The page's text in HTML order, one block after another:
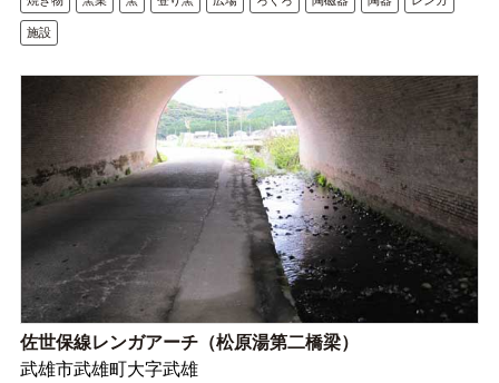
施設
佐世保線レンガアーチ（松原湯第二橋梁）
武雄市武雄町大字武雄